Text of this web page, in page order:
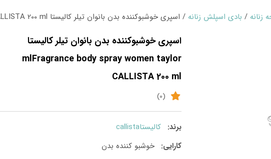
زنانه / بادی اسپلش زنانه / اسپری خوشبوکننده بدن بانوان تیلر کالیستا mlFragrance body spray women taylor CALLISTA 200 ml
اسپری خوشبوکننده بدن بانوان تیلر کالیستا
mlFragrance body spray women taylor
CALLISTA 200 ml
(0)
برند: کالیستاcallista
کارایی: خوشبو کننده بدن